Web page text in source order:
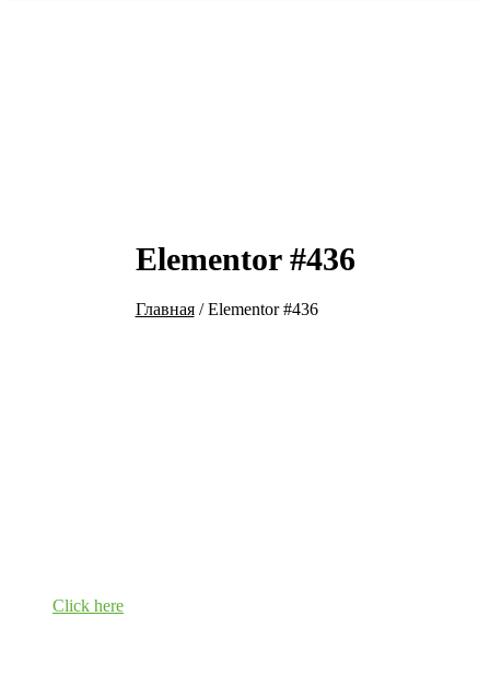
Elementor #436
Главная/Elementor #436
Click here